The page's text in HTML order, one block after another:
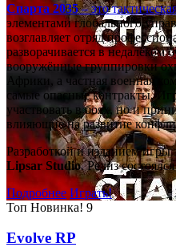
Спарта 2035– это
элементами глобального
возглавляет отряд
разворачивается в
вооружённые группировки
Африки, а частная военная
самые опасные контракты.
участвовать в боях, но и
влияющие на развитие
Разработкой и изданием игры
Lipsar Studio. Релиз
Подробнее Играть!
Топ Новинка! 9
Evolve RP